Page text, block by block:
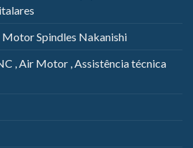
Spindles Nakanishi
, Air Motor , Assistência técnica